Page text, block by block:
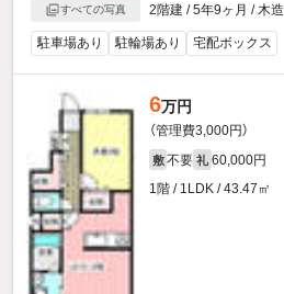
すべての写真
2階建 / 5年9ヶ月 / 木造
駐車場あり 駐輪場あり 宅配ボックス
6万円
（管理費3,000円）
敷 不要 礼 60,000円
1階 / 1LDK / 43.47㎡